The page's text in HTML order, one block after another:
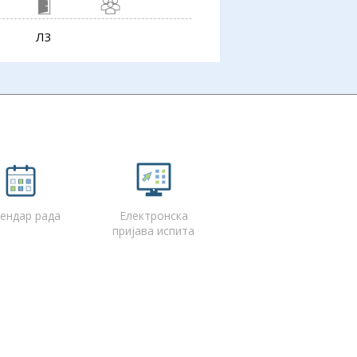
Л3
рада
Електронска
пријава испита